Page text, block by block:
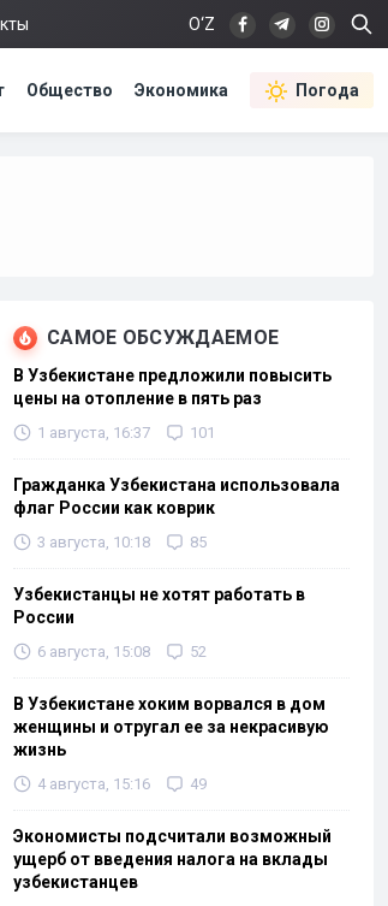
O‘Z
Общество Экономика Погода
САМОЕ ОБСУЖДАЕМОЕ
В Узбекистане предложили повысить
цены на отопление в пять раз
1 августа, 16:37 101
Гражданка Узбекистана использовала
флаг России как коврик
3 августа, 10:18 85
Узбекистанцы не хотят работать в
России
6 августа, 15:08 52
В Узбекистане хоким ворвался в дом
женщины и отругал ее за некрасивую
жизнь
4 августа, 15:16 49
Экономисты подсчитали возможный
ущерб от введения налога на вклады
узбекистанцев